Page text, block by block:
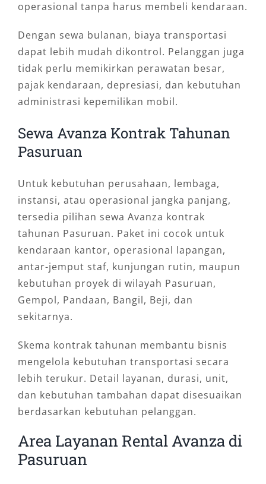
operasional tanpa harus membeli kendaraan.
Dengan sewa bulanan, biaya transportasi
dapat lebih mudah dikontrol. Pelanggan juga
tidak perlu memikirkan perawatan besar,
pajak kendaraan, depresiasi, dan kebutuhan
administrasi kepemilikan mobil.
Sewa Avanza Kontrak Tahunan
Pasuruan
Untuk kebutuhan perusahaan, lembaga,
instansi, atau operasional jangka panjang,
tersedia pilihan sewa Avanza kontrak
tahunan Pasuruan. Paket ini cocok untuk
kendaraan kantor, operasional lapangan,
antar-jemput staf, kunjungan rutin, maupun
kebutuhan proyek di wilayah Pasuruan,
Gempol, Pandaan, Bangil, Beji, dan
sekitarnya.
Skema kontrak tahunan membantu bisnis
mengelola kebutuhan transportasi secara
lebih terukur. Detail layanan, durasi, unit,
dan kebutuhan tambahan dapat disesuaikan
berdasarkan kebutuhan pelanggan.
Area Layanan Rental Avanza di
Pasuruan